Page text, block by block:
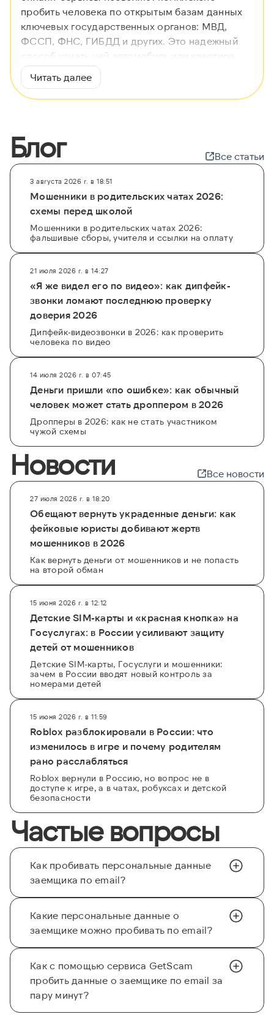
пробить человека по открытым базам данных
ключевых государственных органов: МВД,
ФССП, ФНС, ГИБДД и других. Это надежный
способ узнать чей автомобиль или квартира,
найти владельца имущества и оценить риски,
не тратя время на личные визиты в инстанции.
Большинство проверок доступно бесплатно в
воспользуйтесь специализированным
сервисом на
Проверка заемщика или контрагента через
база данных ФНП, ЕФРСБ или ГИС ГМП
помогает выявить судимости, долги по налогам,
исполнительные производства и иную
критически важную информацию. Узнать, кому
принадлежит тот или иной объект, и принять
взвешенное решение теперь можно за
несколько минут. Для целевых проверок мы
рекомендуем использовать следующие
решения:проверка заемщика
автомобиля
проверка по паспорту
лучший способ обезопасить себя от
мошенничества и финансовых потерь.
Читать далее
Блог Все статьи
3 августа 2026 г. в 18:51
Мошенники в родительских чатах 2026:
схемы перед школой
Мошенники в родительских чатах 2026:
фальшивые сборы, учителя и ссылки на оплату
21 июля 2026 г. в 14:27
«Я же видел его по видео»: как дипфейк-
звонки ломают последнюю проверку
доверия 2026
Дипфейк-видеозвонки в 2026: как проверить
человека по видео
14 июля 2026 г. в 07:45
Деньги пришли «по ошибке»: как обычный
человек может стать дроппером в 2026
Дропперы в 2026: как не стать участником
чужой схемы
Новости Все новости
27 июля 2026 г. в 18:20
Обещают вернуть украденные деньги: как
фейковые юристы добивают жертв
мошенников в 2026
Как вернуть деньги от мошенников и не попасть
на второй обман
15 июня 2026 г. в 12:12
Детские SIM-карты и «красная кнопка» на
Госуслугах: в России усиливают защиту
детей от мошенников
Детские SIM-карты, Госуслуги и мошенники:
зачем в России вводят новый контроль за
номерами детей
15 июня 2026 г. в 11:59
Roblox разблокировали в России: что
изменилось в игре и почему родителям
рано расслабляться
Roblox вернули в Россию, но вопрос не в
доступе к игре, а в чатах, робуксах и детской
безопасности
Частые вопросы
Как пробивать персональные данные
заемщика по email?
Какие персональные данные о
заемщике можно пробивать по email?
Как с помощью сервиса GetScam
пробить данные о заемщике по email за
пару минут?